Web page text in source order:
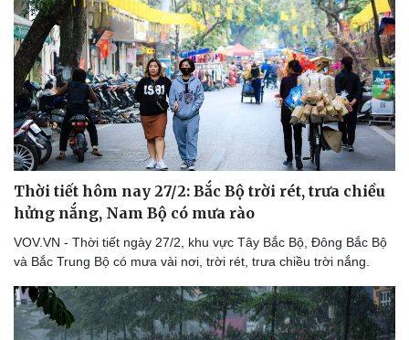
Thời tiết hôm nay 27/2: Bắc Bộ trời rét, trưa chiều
hửng nắng, Nam Bộ có mưa rào
VOV.VN - Thời tiết ngày 27/2, khu vực Tây Bắc Bộ, Đông Bắc Bộ
và Bắc Trung Bộ có mưa vài nơi, trời rét, trưa chiều trời nắng.